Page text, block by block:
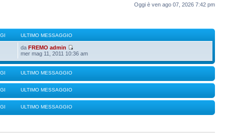
Oggi è ven ago 07, 2026 7:42 pm
ULTIMO MESSAGGIO
daFREMO admin
mer mag 11, 2011 10:36 am
ULTIMO MESSAGGIO
ULTIMO MESSAGGIO
ULTIMO MESSAGGIO